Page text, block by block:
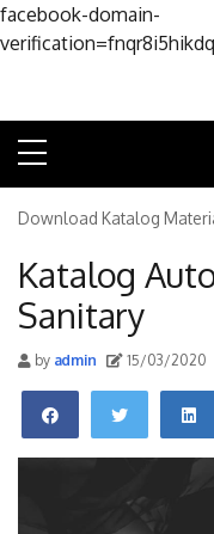
facebook-domain-
Download Katalog
Katalog
Sanitary
byadmin 15/03/2020